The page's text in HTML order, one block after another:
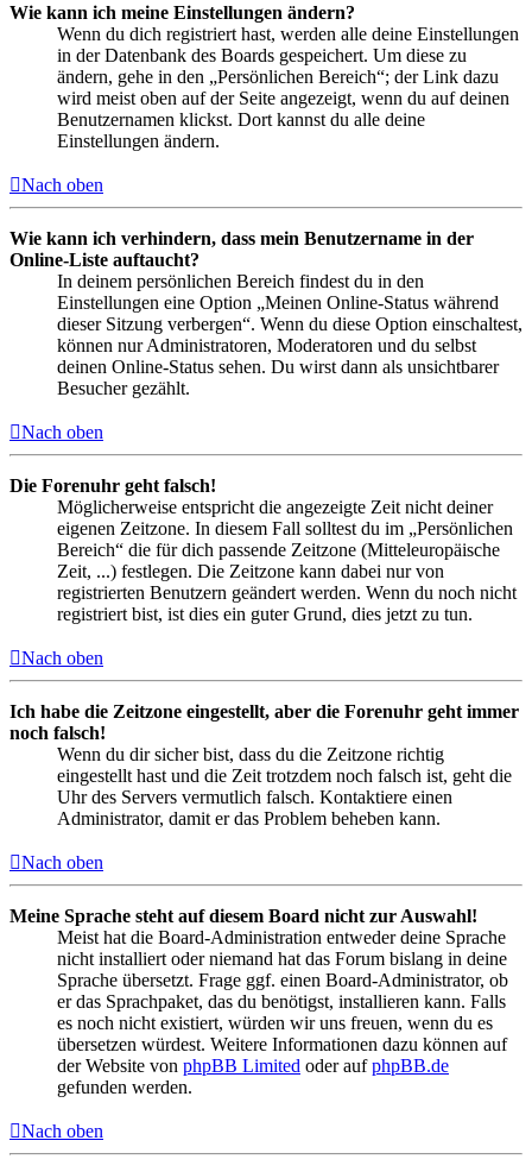
Wie kann ich meine Einstellungen ändern?
Wenn du dich registriert hast, werden alle deine Einstellungen
in der Datenbank des Boards gespeichert. Um diese zu
ändern, gehe in den „Persönlichen Bereich“; der Link dazu
wird meist oben auf der Seite angezeigt, wenn du auf deinen
Benutzernamen klickst. Dort kannst du alle deine
Einstellungen ändern.
Nach oben
Wie kann ich verhindern, dass mein Benutzername in der
Online-Liste auftaucht?
In deinem persönlichen Bereich findest du in den
Einstellungen eine Option „Meinen Online-Status während
dieser Sitzung verbergen“. Wenn du diese Option einschaltest,
können nur Administratoren, Moderatoren und du selbst
deinen Online-Status sehen. Du wirst dann als unsichtbarer
Besucher gezählt.
Nach oben
Die Forenuhr geht falsch!
Möglicherweise entspricht die angezeigte Zeit nicht deiner
eigenen Zeitzone. In diesem Fall solltest du im „Persönlichen
Bereich“ die für dich passende Zeitzone (Mitteleuropäische
Zeit, ...) festlegen. Die Zeitzone kann dabei nur von
registrierten Benutzern geändert werden. Wenn du noch nicht
registriert bist, ist dies ein guter Grund, dies jetzt zu tun.
Nach oben
Ich habe die Zeitzone eingestellt, aber die Forenuhr geht immer
noch falsch!
Wenn du dir sicher bist, dass du die Zeitzone richtig
eingestellt hast und die Zeit trotzdem noch falsch ist, geht die
Uhr des Servers vermutlich falsch. Kontaktiere einen
Administrator, damit er das Problem beheben kann.
Nach oben
Meine Sprache steht auf diesem Board nicht zur Auswahl!
Meist hat die Board-Administration entweder deine Sprache
nicht installiert oder niemand hat das Forum bislang in deine
Sprache übersetzt. Frage ggf. einen Board-Administrator, ob
er das Sprachpaket, das du benötigst, installieren kann. Falls
es noch nicht existiert, würden wir uns freuen, wenn du es
übersetzen würdest. Weitere Informationen dazu können auf
der Website von phpBB Limited oder aufphpBB.de
gefunden werden.
Nach oben